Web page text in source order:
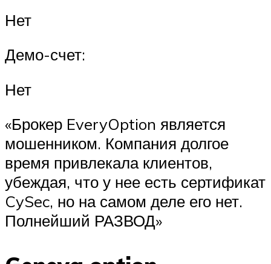
Нет
Демо-счет:
Нет
«Брокер EveryOption является
мошенником. Компания долгое
время привлекала клиентов,
убеждая, что у нее есть сертификат
CySec, но на самом деле его нет.
Полнейший РАЗВОД»